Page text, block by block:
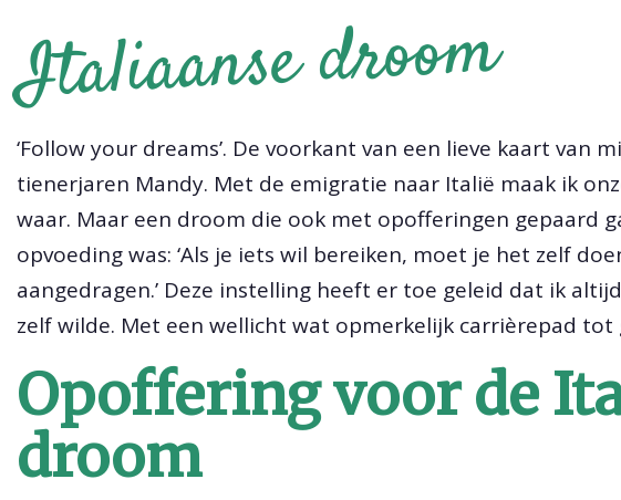
Italiaanse droom
‘Follow your dreams’. De voorkant van een lieve kaart van
tienerjaren Mandy. Met de emigratie naar Italië maak ik
waar. Maar een droom die ook met opofferingen gepaard
opvoeding was: ‘Als je iets wil bereiken, moet je het zelf
aangedragen.’ Deze instelling heeft er toe geleid dat ik
zelf wilde. Met een wellicht wat opmerkelijk carrièrepad tot
Opoffering voor de
droom